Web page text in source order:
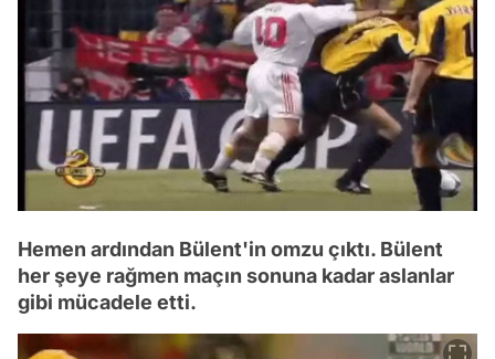
Hemen ardından Bülent'in omzu çıktı. Bülent
her şeye rağmen maçın sonuna kadar aslanlar
gibi mücadele etti.